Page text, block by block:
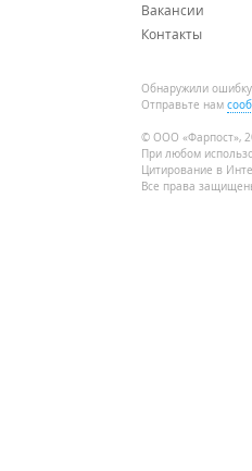
Вакансии
Контакты
Обнаружили
Отправьте нам
© ООО «Фарпост»,
При любом
Цитирование в
Все права